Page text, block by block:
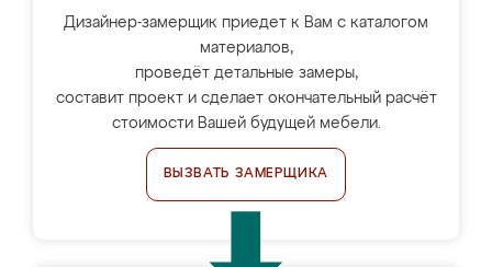
Дизайнер-замерщик приедет к Вам с каталогом
материалов,
проведёт детальные замеры,
составит проект и сделает окончательный расчёт
стоимости Вашей будущей мебели.
ВЫЗВАТЬ ЗАМЕРЩИКА